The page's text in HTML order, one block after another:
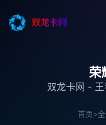
荣
双龙卡网 -
首页>